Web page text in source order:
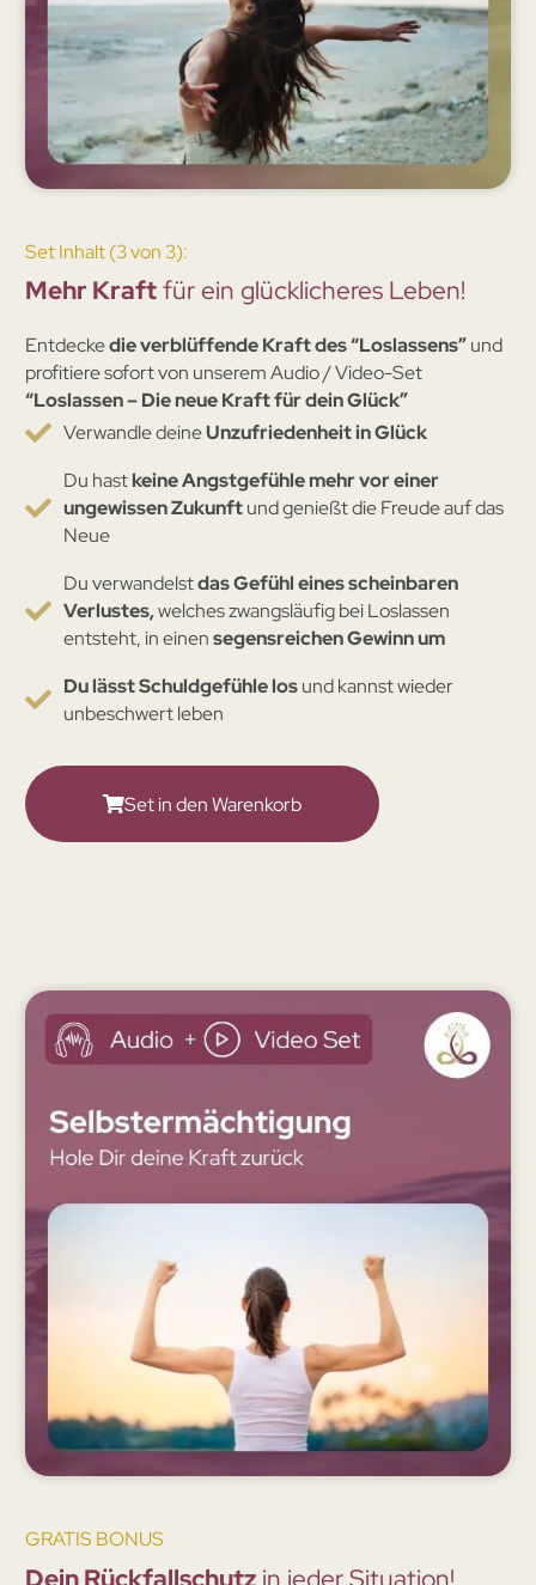
Set Inhalt (3 von 3):
Mehr Kraftfür ein glücklicheres Leben!
Entdeckedie verblüffende Kraft des “Loslassens”und
profitiere sofort von unserem Audio / Video-Set
“Loslassen – Die neue Kraft für dein Glück”
Verwandle deineUnzufriedenheit in Glück
Du hastkeine Angstgefühle mehr vor einer
ungewissen Zukunftund genießt die Freude auf das
Neue
Du verwandelstdas Gefühl eines scheinbaren
Verlustes,welches zwangsläufig bei Loslassen
entsteht, in einensegensreichen Gewinn um
Du lässt Schuldgefühle losund kannst wieder
unbeschwert leben
Set in den Warenkorb
GRATIS BONUS
Dein Rückfallschutzin jeder Situation!